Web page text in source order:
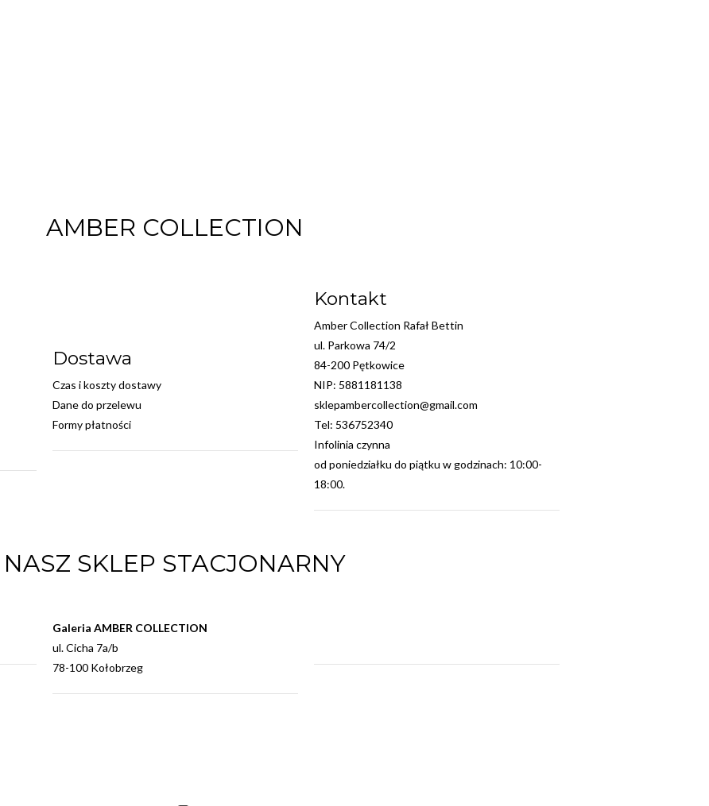
AMBER COLLECTION
Dostawa
Czas i koszty dostawy
Dane do przelewu
Formy płatności
Kontakt
Amber Collection Rafał Bettin
ul. Parkowa 74/2
84-200 Pętkowice
NIP: 5881181138
sklepambercollection@gmail.com
Tel: 536752340
Infolinia czynna
od poniedziałku do piątku w godzinach: 10:00-
18:00.
NASZ SKLEP STACJONARNY
Galeria AMBER COLLECTION
ul. Cicha 7a/b
78-100 Kołobrzeg